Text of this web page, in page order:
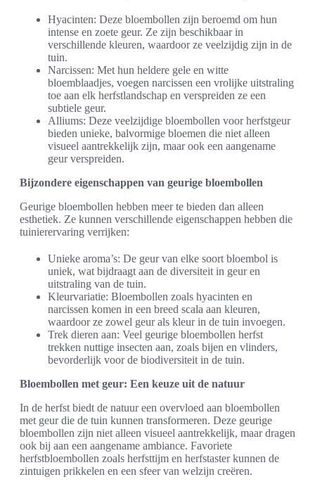
Hyacinten: Deze bloembollen zijn beroemd om hun
intense en zoete geur. Ze zijn beschikbaar in
verschillende kleuren, waardoor ze veelzijdig zijn in de
tuin.
Narcissen: Met hun heldere gele en witte
bloemblaadjes, voegen narcissen een vrolijke uitstraling
toe aan elk herfstlandschap en verspreiden ze een
subtiele geur.
Alliums: Deze veelzijdige bloembollen voor herfstgeur
bieden unieke, balvormige bloemen die niet alleen
visueel aantrekkelijk zijn, maar ook een aangename
geur verspreiden.
Bijzondere eigenschappen van geurige bloembollen
Geurige bloembollen hebben meer te bieden dan alleen
esthetiek. Ze kunnen verschillende eigenschappen hebben die
tuinierervaring verrijken:
Unieke aroma’s: De geur van elke soort bloembol is
uniek, wat bijdraagt aan de diversiteit in geur en
uitstraling van de tuin.
Kleurvariatie: Bloembollen zoals hyacinten en
narcissen komen in een breed scala aan kleuren,
waardoor ze zowel geur als kleur in de tuin invoegen.
Trek dieren aan: Veel geurige bloembollen herfst
trekken nuttige insecten aan, zoals bijen en vlinders,
bevorderlijk voor de biodiversiteit in de tuin.
Bloembollen met geur: Een keuze uit de natuur
In de herfst biedt de natuur een overvloed aan bloembollen
met geur die de tuin kunnen transformeren. Deze geurige
bloembollen zijn niet alleen visueel aantrekkelijk, maar dragen
ook bij aan een aangename ambiance. Favoriete
herfstbloembollen zoals herfsttijm en herfstaster kunnen de
zintuigen prikkelen en een sfeer van welzijn creëren.